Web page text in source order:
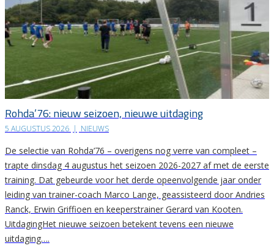
Rohda’76: nieuw seizoen, nieuwe uitdaging
5 AUGUSTUS 2026 | NIEUWS
De selectie van Rohda’76 – overigens nog verre van compleet –
trapte dinsdag 4 augustus het seizoen 2026-2027 af met de eerste
training. Dat gebeurde voor het derde opeenvolgende jaar onder
leiding van trainer-coach Marco Lange, geassisteerd door Andries
Ranck, Erwin Griffioen en keeperstrainer Gerard van Kooten.
UitdagingHet nieuwe seizoen betekent tevens een nieuwe
uitdaging….